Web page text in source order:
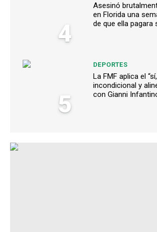
4
Asesinó
en Florida una
de que ella pagara
5
DEPORTES
La FMF aplica el
incondicional y
con Gianni